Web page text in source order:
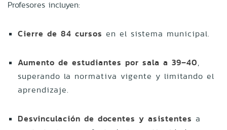
Profesores incluyen:
Cierre de 84 cursos en el sistema municipal.
Aumento de estudiantes por sala a 39–40,
superando la normativa vigente y limitando el
aprendizaje.
Desvinculación de docentes y asistentes a